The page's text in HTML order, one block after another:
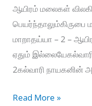
ஆயிரம் மலைகள்
பெயர்ந்தாலும்கிருபை
மாறாதய்யா – 2 –
ஏதும்
2கல்வாரி நாயகனின்
ஆயிரம்
Read More »